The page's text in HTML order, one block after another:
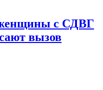
с СДВГ
вызов